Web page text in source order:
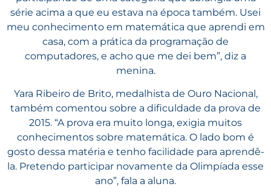
série acima a que eu estava na época também. Usei
meu conhecimento em matemática que aprendi em
casa, com a prática da programação de
computadores, e acho que me dei bem”, diz a
menina.
Yara Ribeiro de Brito, medalhista de Ouro Nacional,
também comentou sobre a dificuldade da prova de
2015. “A prova era muito longa, exigia muitos
conhecimentos sobre matemática. O lado bom é
gosto dessa matéria e tenho facilidade para aprendê-
la. Pretendo participar novamente da Olimpíada esse
ano”, fala a aluna.